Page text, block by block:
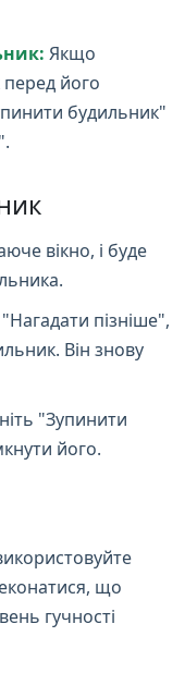
Якщо
перед його
будильник"
вікно, і буде
пізніше",
Він знову
"Зупинити
його.
що
гучності